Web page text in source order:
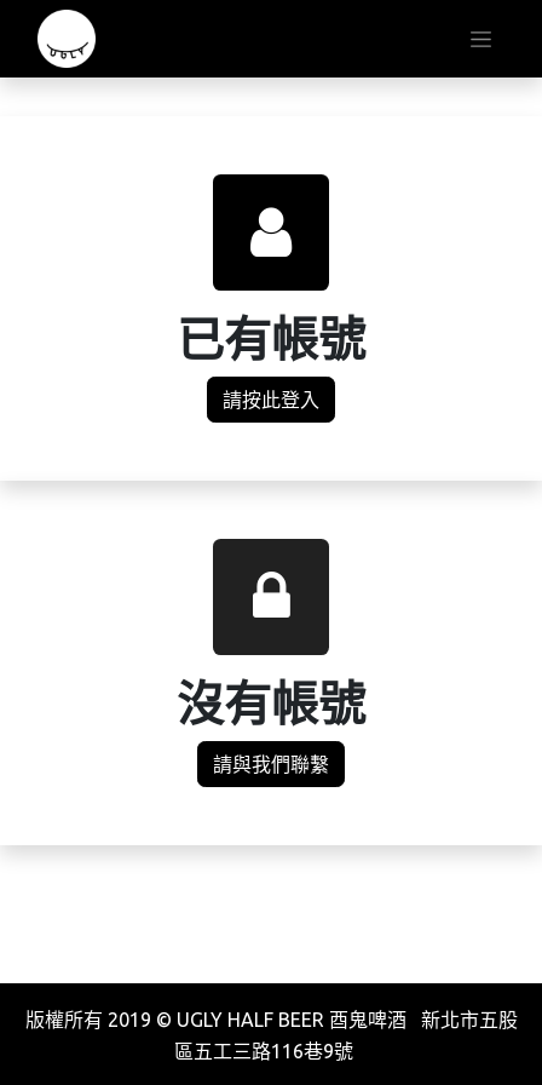
已有帳號
請按此登入
沒有帳號
請與我們聯繫
版權所有 2019 © UGLY HALF BEER 酉鬼啤酒 新北市五股
區五工三路116巷9號